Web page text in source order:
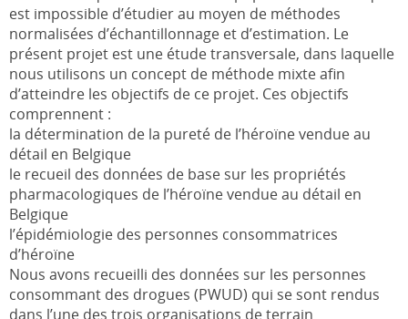
est impossible d’étudier au moyen de méthodes
normalisées d’échantillonnage et d’estimation. Le
présent projet est une étude transversale, dans laquelle
nous utilisons un concept de méthode mixte afin
d’atteindre les objectifs de ce projet. Ces objectifs
comprennent :
la détermination de la pureté de l’héroïne vendue au
détail en Belgique
le recueil des données de base sur les propriétés
pharmacologiques de l’héroïne vendue au détail en
Belgique
l’épidémiologie des personnes consommatrices
d’héroïne
Nous avons recueilli des données sur les personnes
consommant des drogues (PWUD) qui se sont rendus
dans l’une des trois organisations de terrain